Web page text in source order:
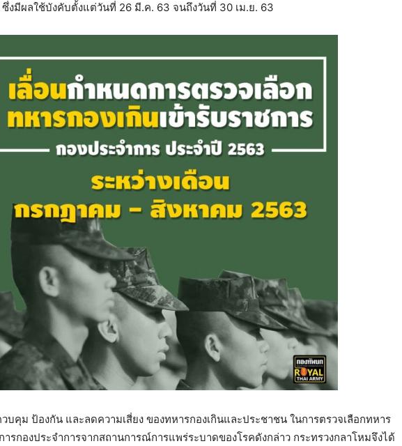
งมีผลใช้บังคับตั้งแต่วันที่ 26 มี.ค. 63 จนถึงวันที่ 30 เม.ย. 63
บคุม ป้องกัน และลดความเสี่ยง ของทหารกองเกินและประชาชน ในการตรวจเลือกทหาร
ารกองประจำการจากสถานการณ์การแพร่ระบาดของโรคดังกล่าว กระทรวงกลาโหมจึงได้